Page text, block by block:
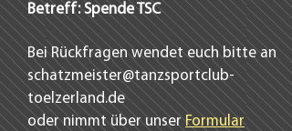
Betreff: Spende TSC
Bei Rückfragen wendet euch bitte an
schatzmeister@tanzsportclub-
toelzerland.de
oder nimmt über unserFormular